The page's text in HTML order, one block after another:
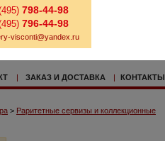
798-44-98
796-44-98
visconti@yandex.ru
| ЗАКАЗ И ДОСТАВКА | КОНТАКТЫ
> Раритетные сервизы и коллекционные